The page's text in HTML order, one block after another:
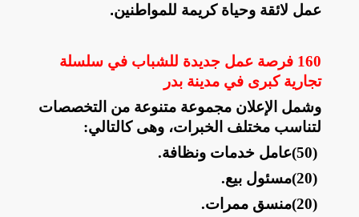
عمل لائقة وحياة كريمة للمواطنين.
160 فرصة عمل جديدة للشباب في سلسلة
تجارية كبرى في مدينة بدر
وشمل الإعلان مجموعة متنوعة من التخصصات
لتناسب مختلف الخبرات، وهى كالتالي:
(50)عامل خدمات ونظافة.
(20)مسئول بيع.
(20)منسق ممرات.